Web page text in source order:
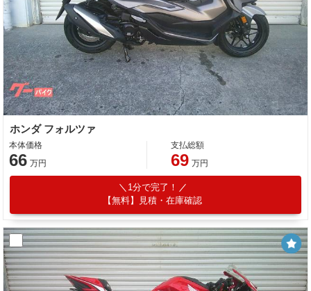
ホンダ フォルツァ
本体価格
66 万円
支払総額
69 万円
1分で完了！
【無料】見積・在庫確認